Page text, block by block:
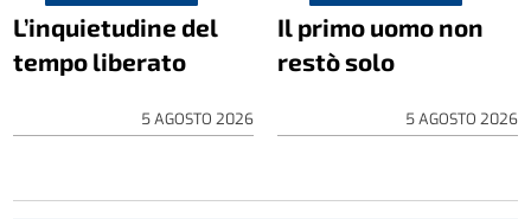
L’inquietudine del
tempo liberato
5 AGOSTO 2026
Il primo uomo non
restò solo
5 AGOSTO 2026